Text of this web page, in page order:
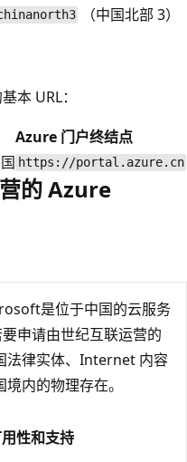
（中国北部 3）
本 URL：
Azure 门户终结点
https://portal.azure.cn
的 Azure
是位于中国的云服务
申请由世纪互联运营的
律实体、Internet 内容
内的物理存在。
性和支持